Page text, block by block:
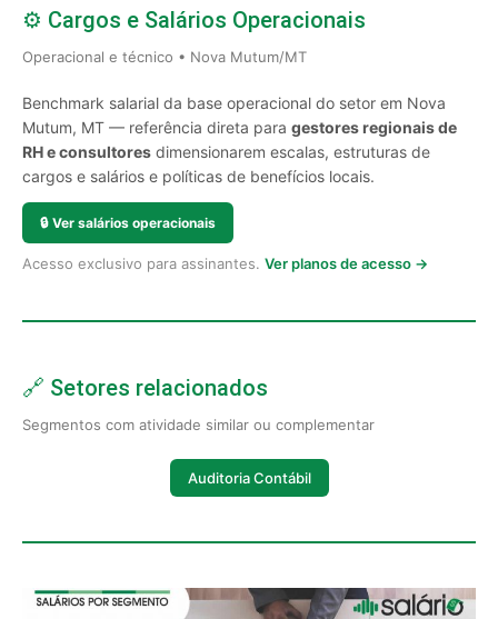
⚙️ Cargos e Salários Operacionais
Operacional e técnico • Nova Mutum/MT
Benchmark salarial da base operacional do setor em Nova
Mutum, MT — referência direta para gestores regionais de
RH e consultores dimensionarem escalas, estruturas de
cargos e salários e políticas de benefícios locais.
🔒 Ver salários operacionais
Acesso exclusivo para assinantes. Ver planos de acesso →
🔗 Setores relacionados
Segmentos com atividade similar ou complementar
Auditoria Contábil